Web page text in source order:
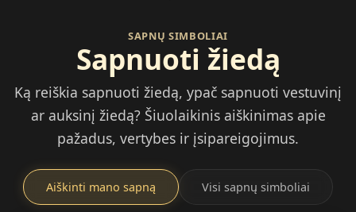
SAPNŲ SIMBOLIAI
Sapnuoti žiedą
Ką reiškia sapnuoti žiedą, ypač sapnuoti vestuvinį
ar auksinį žiedą? Šiuolaikinis aiškinimas apie
pažadus, vertybes ir įsipareigojimus.
Aiškinti mano sapną Visi sapnų simboliai